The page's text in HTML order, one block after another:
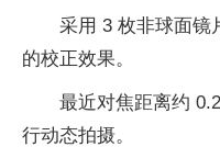
采用 3 枚非球面镜
的校正效果。
最近对焦距离约
行动态拍摄。